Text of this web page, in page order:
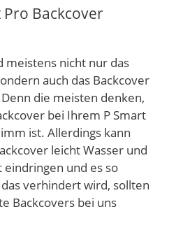
Backcover
meistens nicht nur das
auch das Backcover
die meisten denken,
bei Ihrem P Smart
ist. Allerdings kann
leicht Wasser und
eindringen und es so
verhindert wird, sollten
Backcovers bei uns